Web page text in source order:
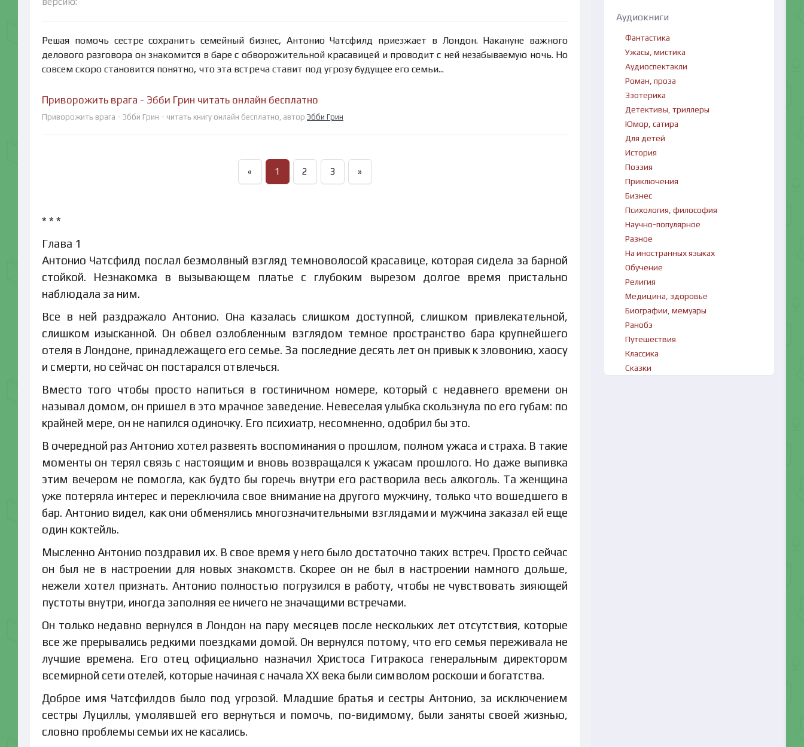
Решая помочь сестре сохранить семейный бизнес, Антонио Чатсфилд приезжает в Лондон. Накануне важного
делового разговора он знакомится в баре с обворожительной красавицей и проводит с ней незабываемую ночь. Но
совсем скоро становится понятно, что эта встреча ставит под угрозу будущее его семьи...
Приворожить врага - Эбби Грин читать онлайн бесплатно
Приворожить врага - Эбби Грин - читать книгу онлайн бесплатно, автор Эбби Грин
« 1 2 3 »
* * *
Глава 1
Антонио Чатсфилд послал безмолвный взгляд темноволосой красавице, которая сидела за барной
стойкой. Незнакомка в вызывающем платье с глубоким вырезом долгое время пристально
наблюдала за ним.
Все в ней раздражало Антонио. Она казалась слишком доступной, слишком привлекательной,
слишком изысканной. Он обвел озлобленным взглядом темное пространство бара крупнейшего
отеля в Лондоне, принадлежащего его семье. За последние десять лет он привык к зловонию, хаосу
и смерти, но сейчас он постарался отвлечься.
Вместо того чтобы просто напиться в гостиничном номере, который с недавнего времени он
называл домом, он пришел в это мрачное заведение. Невеселая улыбка скользнула по его губам: по
крайней мере, он не напился одиночку. Его психиатр, несомненно, одобрил бы это.
В очередной раз Антонио хотел развеять воспоминания о прошлом, полном ужаса и страха. В такие
моменты он терял связь с настоящим и вновь возвращался к ужасам прошлого. Но даже выпивка
этим вечером не помогла, как будто бы горечь внутри его растворила весь алкоголь. Та женщина
уже потеряла интерес и переключила свое внимание на другого мужчину, только что вошедшего в
бар. Антонио видел, как они обменялись многозначительными взглядами и мужчина заказал ей еще
один коктейль.
Мысленно Антонио поздравил их. В свое время у него было достаточно таких встреч. Просто сейчас
он был не в настроении для новых знакомств. Скорее он не был в настроении намного дольше,
нежели хотел признать. Антонио полностью погрузился в работу, чтобы не чувствовать зияющей
пустоты внутри, иногда заполняя ее ничего не значащими встречами.
Он только недавно вернулся в Лондон на пару месяцев после нескольких лет отсутствия, которые
все же прерывались редкими поездками домой. Он вернулся потому, что его семья переживала не
лучшие времена. Его отец официально назначил Христоса Гитракоса генеральным директором
всемирной сети отелей, которые начиная с начала XX века были символом роскоши и богатства.
Доброе имя Чатсфилдов было под угрозой. Младшие братья и сестры Антонио, за исключением
сестры Луциллы, умолявшей его вернуться и помочь, по-видимому, были заняты своей жизнью,
словно проблемы семьи их не касались.
Аудиокниги
Фантастика
Ужасы, мистика
Аудиоспектакли
Роман, проза
Эзотерика
Детективы, триллеры
Юмор, сатира
Для детей
История
Поэзия
Приключения
Бизнес
Психология, философия
Научно-популярное
Разное
На иностранных языках
Обучение
Религия
Медицина, здоровье
Биографии, мемуары
Ранобэ
Путешествия
Классика
Сказки